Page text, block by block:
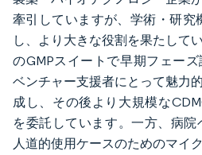
牽引していますが、学術・研究
し、より大きな役割を果たして
のGMPスイートで早期フェーズ
ベンチャー支援者にとって魅力
成し、その後より大規模な
を委託しています。一方、病
人道的使用ケースのためのマイ